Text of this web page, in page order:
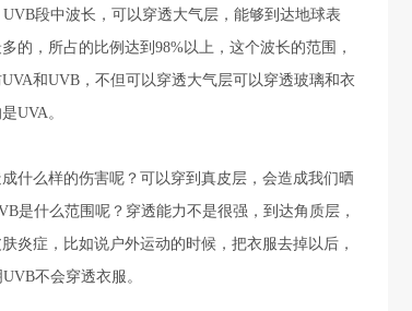
段中波长，可以穿透大气层，能够到达地球表
的，所占的比例达到98%以上，这个波长的范围，
和UVB，不但可以穿透大气层可以穿透玻璃和衣
UVA。
什么样的伤害呢？可以穿到真皮层，会造成我们晒
是什么范围呢？穿透能力不是很强，到达角质层，
炎症，比如说户外运动的时候，把衣服去掉以后，
不会穿透衣服。